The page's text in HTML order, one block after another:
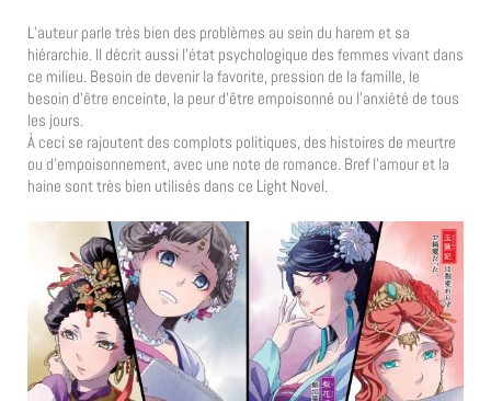
L’auteur parle très bien des problèmes au sein du harem et sa
hiérarchie. Il décrit aussi l’état psychologique des femmes vivant dans
ce milieu. Besoin de devenir la favorite, pression de la famille, le
besoin d’être enceinte, la peur d’être empoisonné ou l’anxiété de tous
les jours.
À ceci se rajoutent des complots politiques, des histoires de meurtre
ou d’empoisonnement, avec une note de romance. Bref l’amour et la
haine sont très bien utilisés dans ce Light Novel.